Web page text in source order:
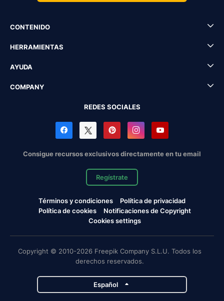
CONTENIDO
HERRAMIENTAS
AYUDA
COMPANY
REDES SOCIALES
Consigue recursos exclusivos directamente en tu email
Regístrate
Términos y condiciones
Política de privacidad
Política de cookies
Notificaciones de Copyright
Cookies settings
Copyright © 2010-2026 Freepik Company S.L.U. Todos los
derechos reservados.
Español